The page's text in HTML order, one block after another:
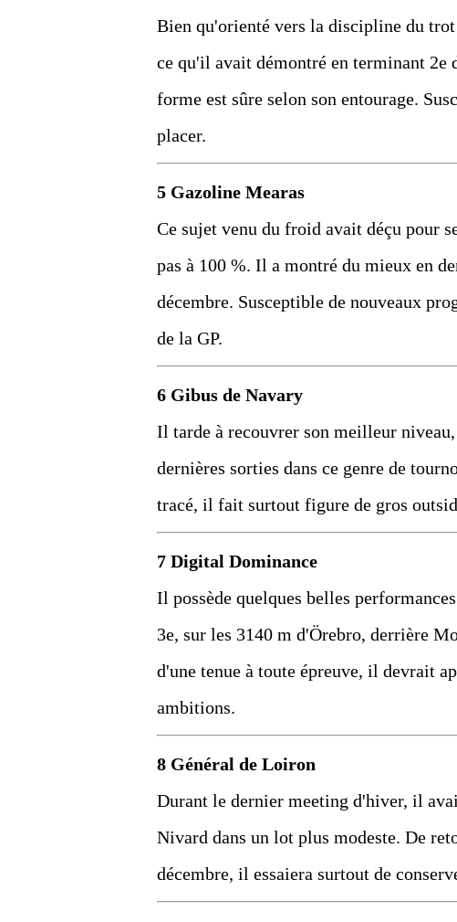
Bien qu'orienté vers la discipline du
ce qu'il avait démontré en terminant 2e
forme est sûre selon son entourage.
placer.
5 Gazoline Mearas
Ce sujet venu du froid avait déçu pour
pas à 100 %. Il a montré du mieux en
décembre. Susceptible de nouveaux
de la GP.
6 Gibus de Navary
Il tarde à recouvrer son meilleur
dernières sorties dans ce genre de
tracé, il fait surtout figure de gros
7 Digital Dominance
Il possède quelques belles
3e, sur les 3140 m d'Örebro, derrière
d'une tenue à toute épreuve, il devrait
ambitions.
8 Général de Loiron
Durant le dernier meeting d'hiver, il
Nivard dans un lot plus modeste. De
décembre, il essaiera surtout de